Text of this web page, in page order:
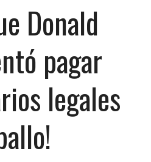
Donald
pagar
legales